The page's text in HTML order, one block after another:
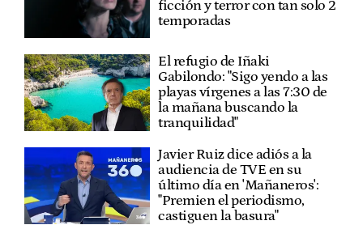
ficción y terror con tan solo 2
temporadas
El refugio de Iñaki
Gabilondo: "Sigo yendo a las
playas vírgenes a las 7:30 de
la mañana buscando la
tranquilidad"
Javier Ruiz dice adiós a la
audiencia de TVE en su
último día en 'Mañaneros':
"Premien el periodismo,
castiguen la basura"